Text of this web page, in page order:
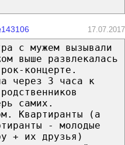
17.07.2017
с мужем вызывали
выше развлекалась
концерте.
через 3 часа к
самих.
Квартиранты (а
- молодые
+ их друзья)